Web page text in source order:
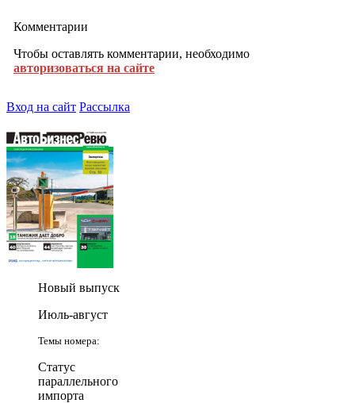
Комментарии
Чтобы оставлять комментарии, необходимо
авторизоваться на сайте
Вход на сайт Рассылка
Новый выпуск
Июль-август
Темы номера:
Статус
параллельного
импорта